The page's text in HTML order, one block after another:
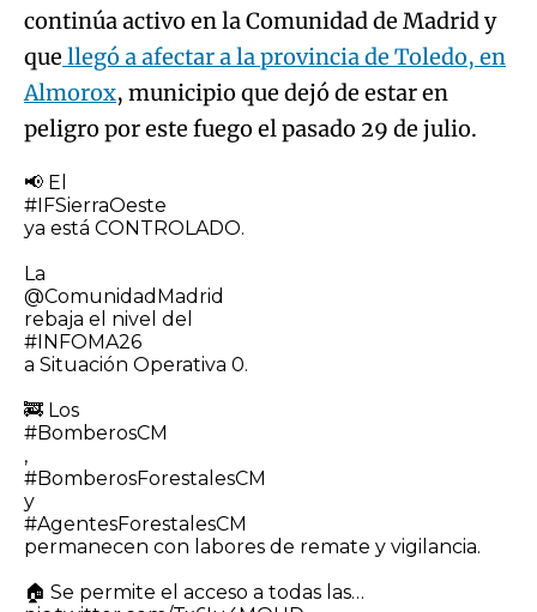
continúa activo en la Comunidad de Madrid y
que llegó a afectar a la provincia de Toledo, en
Almorox, municipio que dejó de estar en
peligro por este fuego el pasado 29 de julio.
📢 El
#IFSierraOeste
ya está CONTROLADO.
La
@ComunidadMadrid
rebaja el nivel del
#INFOMA26
a Situación Operativa 0.
🚒 Los
#BomberosCM
,
#BomberosForestalesCM
y
#AgentesForestalesCM
permanecen con labores de remate y vigilancia.
🏠 Se permite el acceso a todas las…